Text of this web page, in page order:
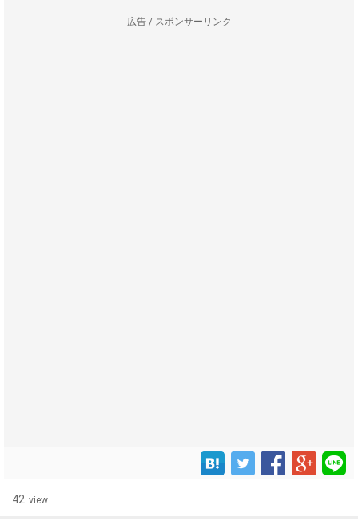
広告 / スポンサーリンク
------------------------------------------------------------------
42 view